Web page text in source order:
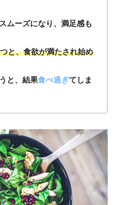
ムーズになり、満足感も
と、食欲が満たされ始め
と、結果食べ過ぎてしま